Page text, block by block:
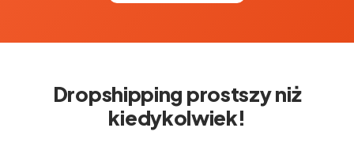
Dropshipping prostszy niż
kiedykolwiek!